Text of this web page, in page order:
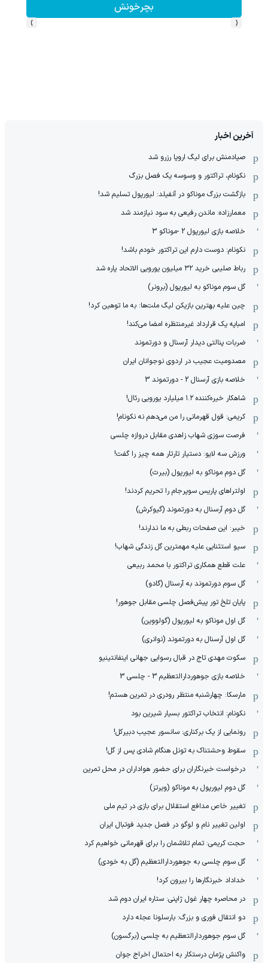
بچرخونش
‹
›
آخرین اخبار
صیادمنش برای لیگ اروپا رزرو شد
نکونام، تراکتور و وسوسه یک فصل بزرگ
بازگشت بزرگ موناکو در آنفیلد: لیورپول تسلیم شد!
معمارزاده: ماندن رفیعی به سود نیازمند شد
خلاصه بازی لیورپول 2 -موناکو 3
نکونام: دوست دارم این تراکتور خودم باشد!
رباط صلیبی خرید ۳۲ میلیون یورویی الاتحاد پاره شد
گل سوم موناکو به لیورپول (برونر)
چین علیه بهترین بازیکن لیگ ملت‌ها: به ما توهین کرد!
امباپه یک قرارداد غیرمنتظره امضا می‌کند!
ضربات پنالتی دیدار آرسنال و دورتموند
مصدومیت عجیب در اردوی نوجوانان ایران
خلاصه بازی آرسنال 2 - دورتموند 3
شاهکار خیره‌کننده ۱.۲ میلیارد یورویی رئال!
کریمی: قول قهرمانی را من می‌دهم نه نکونام!
فرصت سوزی شهاب زاهدی مقابل دروازه چلسی
ورزش سه لایو: دستیار تارتار همه چیز را گفت!
گل دوم موناکو به لیورپول (بیرث)
اولتراهای پاریس سوپرجام را تحریم کردند!
گل دوم آرسنال به دورتموند (گیوکرش)
خیبر: این صفحات ربطی به ما ندارند!
سیو استثنایی علیه مهمترین گل زندگی شهاب!
علت قطع همکاری تراکتور با محمد ربیعی
گل سوم دورتموند به آرسنال (گادو)
پایان تلخ تور پیش‌فصل چلسی مقابل جوهور!
گل اول موناکو به لیورپول (گولووین)
گل اول آرسنال به دورتموند (نوانری)
سکوت مهدی تاج در قبال رسوایی جهانی اینفانتینیو
خلاصه بازی جوهوردارالتعظیم 3 - چلسی 3
مارسکا: چهارشنبه منتظر رودری در تمرین هستم!
نکونام: انتخاب تراکتور بسیار شیرین بود
رونمایی از یک برکناری: سانسور عجیب دبیرکل!
سقوط وحشتناک به تونل هنگام شادی پس از گل!
درخواست خبرنگاران برای حضور هواداران در محل تمرین
گل دوم لیورپول به موناکو (ویرتز)
تغییر خاص مدافع استقلال برای بازی در تیم ملی
اولین تغییر نام و لوگو در فصل جدید فوتبال ایران
حجت کریمی: تمام تلاشمان را برای قهرمانی خواهیم کرد
گل سوم چلسی به جوهوردارالتعظیم (گل به خودی)
خداداد خبرنگارها را بیرون کرد!
در محاصره چهار غول ژاپنی: ستاره ایران دوم شد
دو انتقال فوری و بزرگ: بارسلونا عجله دارد
گل سوم جوهوردارالتعظیم به چلسی (برگسون)
واکنش پژمان درستکار به احتمال اخراج جوان